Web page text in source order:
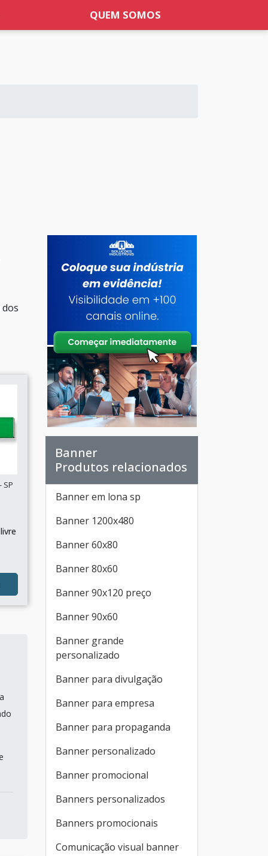
QUEM SOMOS
SP
Banner
Produtos relacionados
Banner em lona sp
Banner 1200x480
Banner 60x80
Banner 80x60
Banner 90x120 preço
Banner 90x60
Banner grande
personalizado
Banner para divulgação
Banner para empresa
Banner para propaganda
Banner personalizado
Banner promocional
Banners personalizados
Banners promocionais
Comunicação visual banner